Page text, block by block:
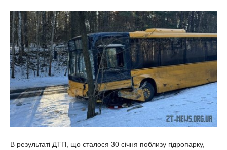
В результаті ДТП, що сталося 30 січня поблизу гідропарку,